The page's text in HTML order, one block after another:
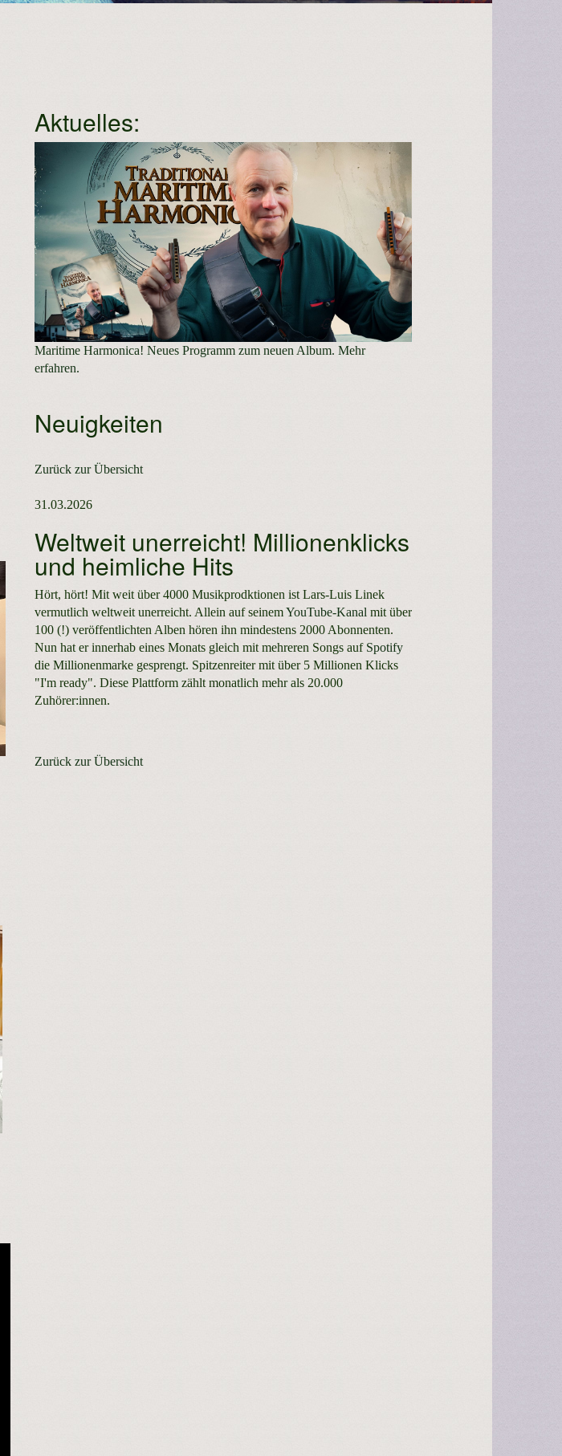
Aktuelles:
Maritime Harmonica! Neues Programm zum neuen Album. Mehr
erfahren.
Neuigkeiten
Zurück zur Übersicht
31.03.2026
Weltweit unerreicht! Millionenklicks
und heimliche Hits
Hört, hört! Mit weit über 4000 Musikprodktionen ist Lars-Luis Linek
vermutlich weltweit unerreicht. Allein auf seinemYouTube-Kanal mit über
100 (!) veröffentlichten Alben hören ihn mindestens 2000 Abonnenten.
Nun hat er innerhab eines Monats gleich mit mehreren Songs auf Spotify
die Millionenmarke gesprengt. Spitzenreiter mit über 5 Millionen Klicks
"I'm ready". Diese Plattform zählt monatlich mehr als 20.000
Zuhörer:innen.
Zurück zur Übersicht